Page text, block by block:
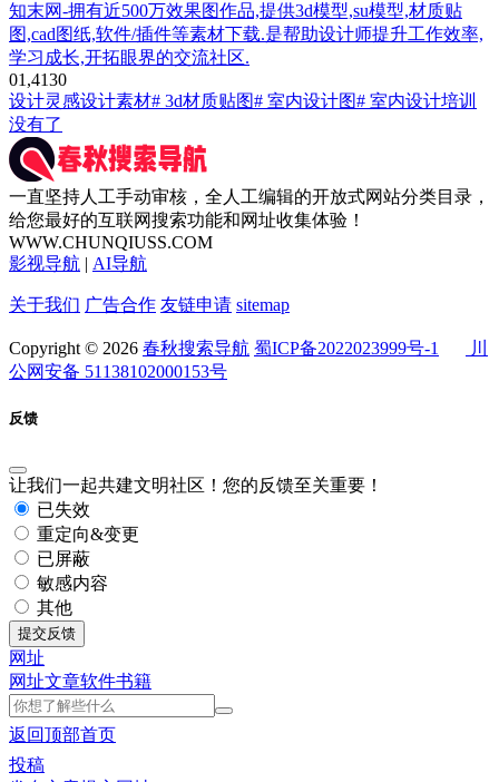
知末网-拥有近500万效果图作品,提供3d模型,su模型,材质贴
图,cad图纸,软件/插件等素材下载.是帮助设计师提升工作效率,
学习成长,开拓眼界的交流社区.
01,4130
设计灵感设计素材# 3d材质贴图# 室内设计图# 室内设计培训
没有了
一直坚持人工手动审核，全人工编辑的开放式网站分类目录，
给您最好的互联网搜索功能和网址收集体验！
WWW.CHUNQIUSS.COM
影视导航 | AI导航
关于我们 广告合作 友链申请 sitemap
Copyright © 2026 春秋搜索导航 蜀ICP备2022023999号-1
川
公网安备 51138102000153号
反馈
让我们一起共建文明社区！您的反馈至关重要！
已失效
重定向&变更
已屏蔽
敏感内容
其他
提交反馈
网址
网址文章软件书籍
返回顶部首页
投稿